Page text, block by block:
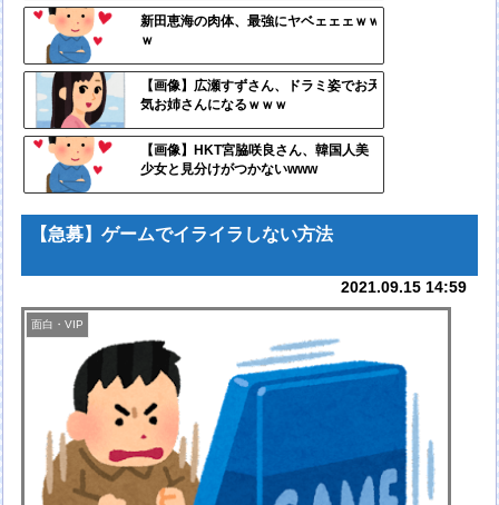
新田恵海の肉体、最強にヤベェェェｗｗ
ｗ
【画像】広瀬すずさん、ドラミ姿でお天
気お姉さんになるｗｗｗ
【画像】HKT宮脇咲良さん、韓国人美
少女と見分けがつかないwww
定リ
ンク
自動
更新
ツー
【急募】ゲームでイライラしない方法
2021.09.15 14:59
面白・VIP